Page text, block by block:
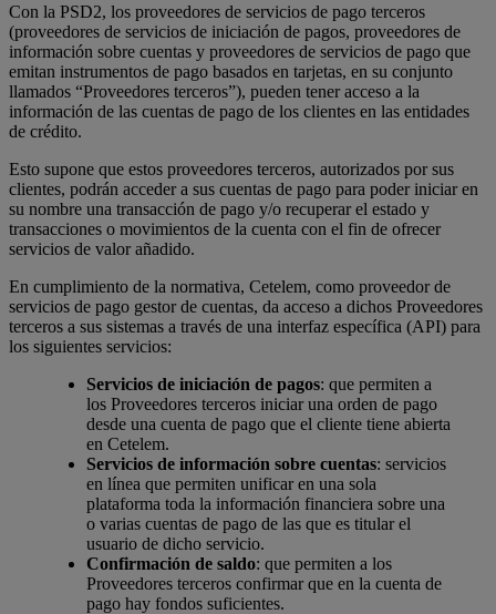
Con la PSD2, los proveedores de servicios de pago terceros
(proveedores de servicios de iniciación de pagos, proveedores de
información sobre cuentas y proveedores de servicios de pago que
emitan instrumentos de pago basados en tarjetas, en su conjunto
llamados “Proveedores terceros”), pueden tener acceso a la
información de las cuentas de pago de los clientes en las entidades
de crédito.
Esto supone que estos proveedores terceros, autorizados por sus
clientes, podrán acceder a sus cuentas de pago para poder iniciar en
su nombre una transacción de pago y/o recuperar el estado y
transacciones o movimientos de la cuenta con el fin de ofrecer
servicios de valor añadido.
En cumplimiento de la normativa, Cetelem, como proveedor de
servicios de pago gestor de cuentas, da acceso a dichos Proveedores
terceros a sus sistemas a través de una interfaz específica (API) para
los siguientes servicios:
Servicios de iniciación de pagos: que permiten a
los Proveedores terceros iniciar una orden de pago
desde una cuenta de pago que el cliente tiene abierta
en Cetelem.
Servicios de información sobre cuentas: servicios
en línea que permiten unificar en una sola
plataforma toda la información financiera sobre una
o varias cuentas de pago de las que es titular el
usuario de dicho servicio.
Confirmación de saldo: que permiten a los
Proveedores terceros confirmar que en la cuenta de
pago hay fondos suficientes.